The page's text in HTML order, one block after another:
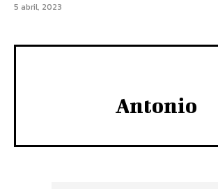
5 abril, 2023
Antonio